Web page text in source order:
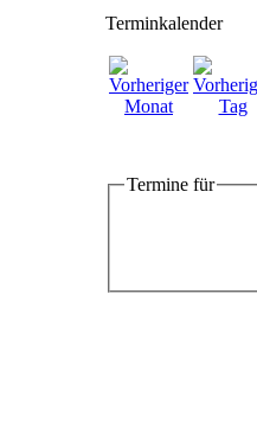
Terminkalender
Termine für